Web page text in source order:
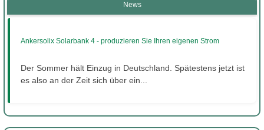
News
Ankersolix Solarbank 4 - produzieren Sie Ihren eigenen Strom
Der Sommer hält Einzug in Deutschland. Spätestens jetzt ist
es also an der Zeit sich über ein...